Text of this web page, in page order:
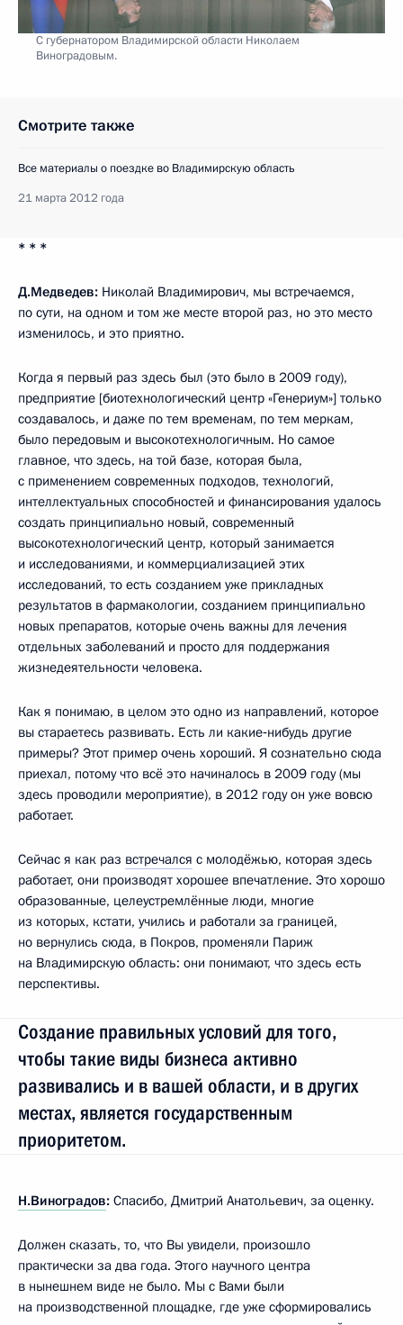
С губернатором Владимирской области Николаем
Виноградовым.
Смотрите также
Все материалы о поездке во Владимирскую область
21 марта 2012 года
* * *
Д.Медведев: Николай Владимирович, мы встречаемся,
по сути, на одном и том же месте второй раз, но это место
изменилось, и это приятно.
Когда я первый раз здесь был (это было в 2009 году),
предприятие [биотехнологический центр «Генериум»] только
создавалось, и даже по тем временам, по тем меркам,
было передовым и высокотехнологичным. Но самое
главное, что здесь, на той базе, которая была,
с применением современных подходов, технологий,
интеллектуальных способностей и финансирования удалось
создать принципиально новый, современный
высокотехнологический центр, который занимается
и исследованиями, и коммерциализацией этих
исследований, то есть созданием уже прикладных
результатов в фармакологии, созданием принципиально
новых препаратов, которые очень важны для лечения
отдельных заболеваний и просто для поддержания
жизнедеятельности человека.
Как я понимаю, в целом это одно из направлений, которое
вы стараетесь развивать. Есть ли какие‑нибудь другие
примеры? Этот пример очень хороший. Я сознательно сюда
приехал, потому что всё это начиналось в 2009 году (мы
здесь проводили мероприятие), в 2012 году он уже вовсю
работает.
Сейчас я как раз встречался с молодёжью, которая здесь
работает, они производят хорошее впечатление. Это хорошо
образованные, целеустремлённые люди, многие
из которых, кстати, учились и работали за границей,
но вернулись сюда, в Покров, променяли Париж
на Владимирскую область: они понимают, что здесь есть
перспективы.
Создание правильных условий для того,
чтобы такие виды бизнеса активно
развивались и в вашей области, и в других
местах, является государственным
приоритетом.
Н.Виноградов: Спасибо, Дмитрий Анатольевич, за оценку.
Должен сказать, то, что Вы увидели, произошло
практически за два года. Этого научного центра
в нынешнем виде не было. Мы с Вами были
на производственной площадке, где уже сформировались